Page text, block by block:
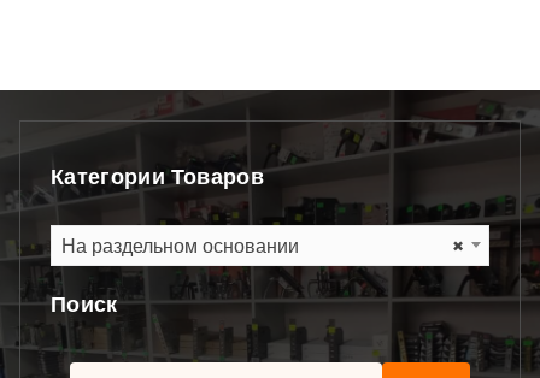
Категории Товаров
×
На раздельном основании
Поиск